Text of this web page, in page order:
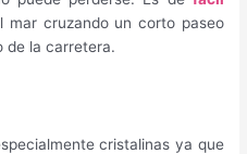
mar cruzando un corto paseo
de la carretera.
cristalinas ya que